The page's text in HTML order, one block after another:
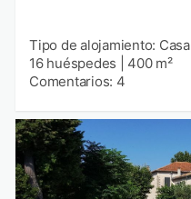
Tipo de alojamiento: Casa
16 huéspedes
400 m²
Comentarios: 4